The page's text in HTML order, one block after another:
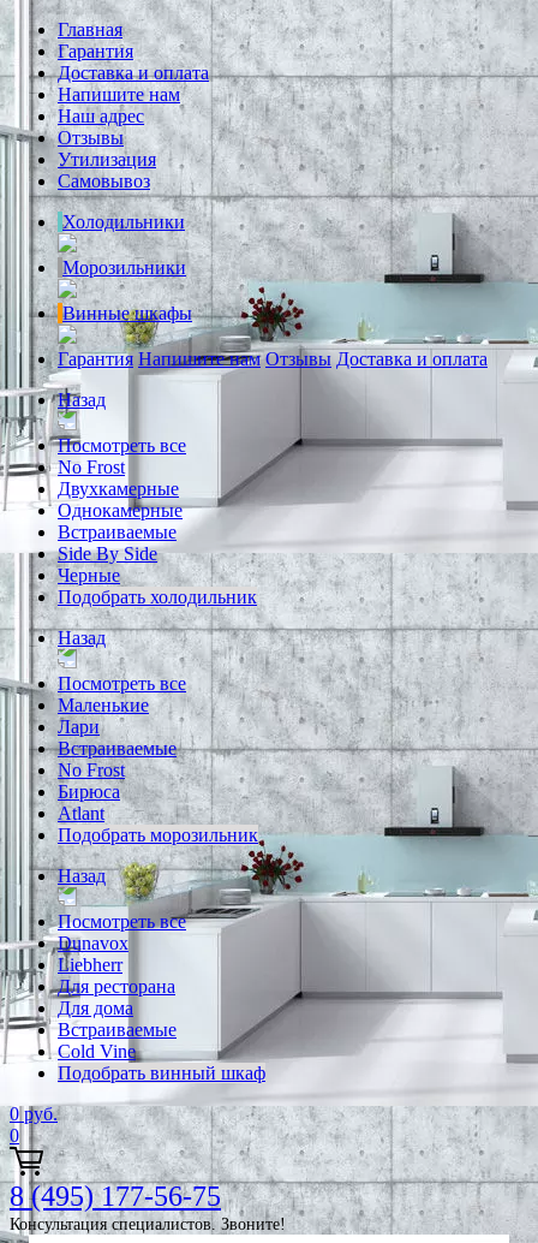
Главная
Гарантия
Доставка и оплата
Напишите нам
Наш адрес
Отзывы
Утилизация
Самовывоз
Холодильники
Морозильники
Винные шкафы
Гарантия Напишите нам Отзывы Доставка и оплата
Назад
Посмотреть все
No Frost
Двухкамерные
Однокамерные
Встраиваемые
Side By Side
Черные
Подобрать холодильник
Назад
Посмотреть все
Маленькие
Лари
Встраиваемые
No Frost
Бирюса
Atlant
Подобрать морозильник
Назад
Посмотреть все
Dunavox
Liebherr
Для ресторана
Для дома
Встраиваемые
Cold Vine
Подобрать винный шкаф
0 руб.
0
8 (495) 177-56-75
Консультация специалистов. Звоните!